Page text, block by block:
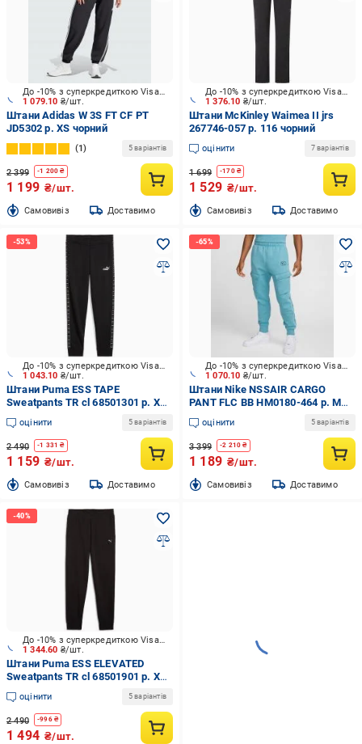
1 079.10 ₴/шт.
До -10% з суперкредиткою Visa Вигода
Штани Adidas W 3S FT CF PT
JD5302 р. XS чорний
1 5 варіантів
2 399 -1 200 ₴
1 199 ₴/шт.
Cамовивіз Доставимо
1 376.10 ₴/шт.
До -10% з суперкредиткою Visa Вигода
Штани McKinley Waimea II jrs
267746-057 р. 116 чорний
оцінити 7 варіантів
1 699 -170₴
1 529 ₴/шт.
Cамовивіз Доставимо
1 043.10 ₴/шт.
До -10% з суперкредиткою Visa Вигода
Штани Puma ESS TAPE
Sweatpants TR cl 68501301 р. XS
чорний
оцінити 5 варіантів
2 490 -1 331 ₴
1 159 ₴/шт.
Cамовивіз Доставимо
1 070.10 ₴/шт.
До -10% з суперкредиткою Visa Вигода
Штани Nike NSSAIR CARGO
PANT FLC BB HM0180-464 р. M
блакитний
оцінити 5 варіантів
3 399 -2 210 ₴
1 189 ₴/шт.
Cамовивіз Доставимо
1 344.60 ₴/шт.
До -10% з суперкредиткою Visa Вигода
Штани Puma ESS ELEVATED
Sweatpants TR cl 68501901 р. XS
чорний
оцінити 5 варіантів
2 490 -996₴
1 494 ₴/шт.